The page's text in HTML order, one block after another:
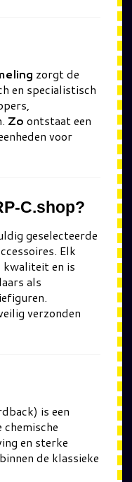
zorgt de
en specialistisch
Zo ontstaat een
voor
C.shop?
geselecteerde
Elk
en is
als
verzonden
is een
en sterke
de klassieke